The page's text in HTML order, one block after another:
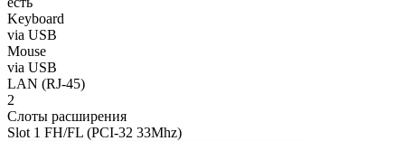
Keyboard
via USB
Mouse
via USB
LAN (RJ-45)
2
Слоты расширения
Slot 1 FH/FL (PCI-32 33Mhz)